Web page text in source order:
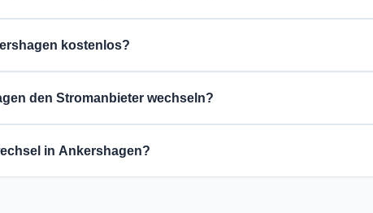
Ihren genauen Verbrauch finden Sie auf Ihrer
kostenlos?
den Stromanbieter wechseln?
moeglich.in Ankershagen?